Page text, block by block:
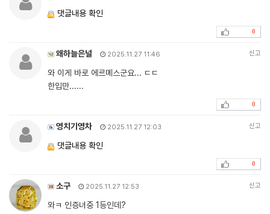
댓글내용 확인
0
왜하늘은널 2025.11.27 11:46 신고
와 이게 바로 에르메스군요... ㄷㄷ
한입만......
0
영치기영차 2025.11.27 12:03 신고
댓글내용 확인
0
소구 2025.11.27 12:53 신고
와ㅋ 인증녀중 1등인데?